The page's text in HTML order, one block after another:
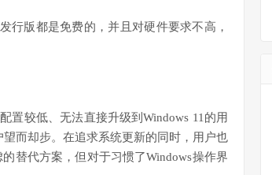
行版都是免费的，并且对硬件要求不高，
置较低、无法直接升级到Windows 11的用
而却步。在追求系统更新的同时，用户也
替代方案，但对于习惯了Windows操作界